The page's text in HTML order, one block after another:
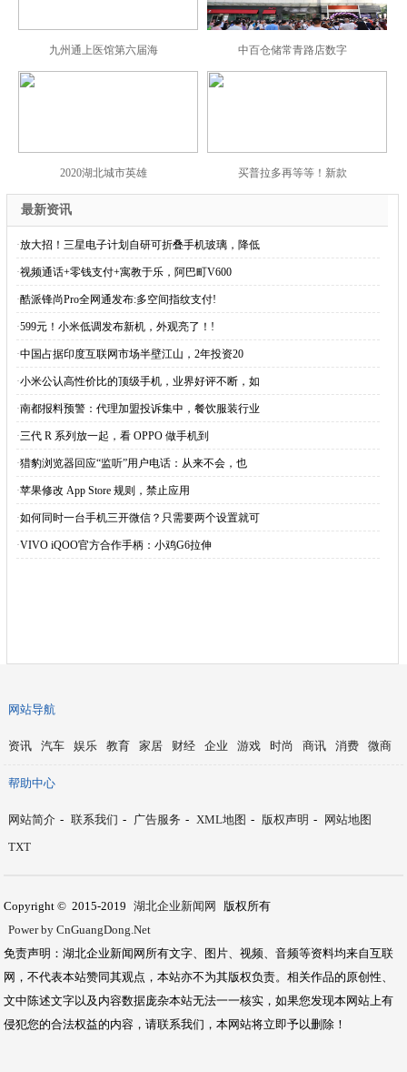
九州通上医馆第六届海 中百仓储常青路店数字
2020湖北城市英雄 买普拉多再等等！新款
最新资讯
·放大招！三星电子计划自研可折叠手机玻璃，降低
·视频通话+零钱支付+寓教于乐，阿巴町V600
·酷派锋尚Pro全网通发布:多空间指纹支付!
·599元！小米低调发布新机，外观亮了！!
·中国占据印度互联网市场半壁江山，2年投资20
·小米公认高性价比的顶级手机，业界好评不断，如
·南都报料预警：代理加盟投诉集中，餐饮服装行业
·三代 R 系列放一起，看 OPPO 做手机到
·猎豹浏览器回应“监听”用户电话：从来不会，也
·苹果修改 App Store 规则，禁止应用
·如何同时一台手机三开微信？只需要两个设置就可
·VIVO iQOO官方合作手柄：小鸡G6拉伸
网站导航
资讯 汽车 娱乐 教育 家居 财经 企业 游戏 时尚 商讯 消费 微商
帮助中心
网站简介 - 联系我们 - 广告服务 - XML地图 - 版权声明 -
网站地图
TXT
Copyright © 2015-2019 湖北企业新闻网
版权所有
Power by CnGuangDong.Net
免责声明：湖北企业新闻网所有文字、图片、视频、音频等资料均来自互联
网，不代表本站赞同其观点，本站亦不为其版权负责。相关作品的原创性、
文中陈述文字以及内容数据庞杂本站无法一一核实，如果您发现本网站上有
侵犯您的合法权益的内容，请联系我们，本网站将立即予以删除！